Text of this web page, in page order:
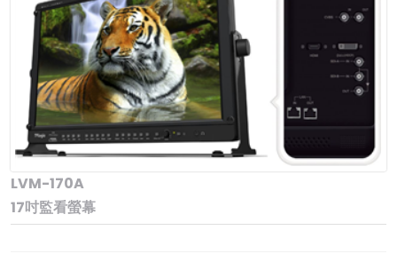
LVM-170A
17吋監看螢幕